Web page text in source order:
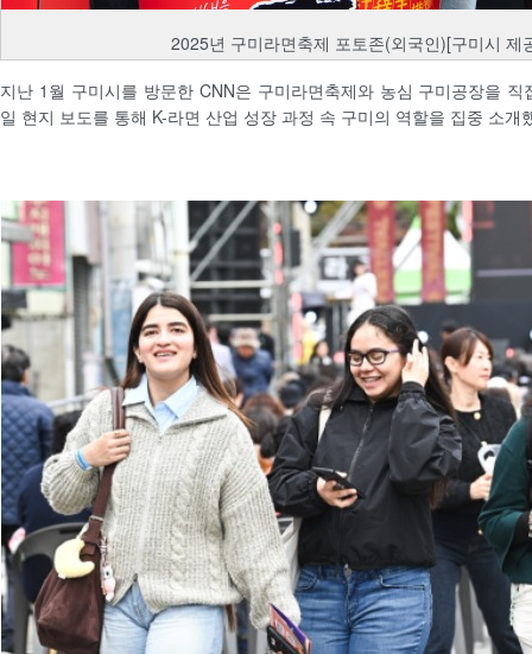
2025년 구미라면축제 포토존(외국인)[구미시 제
지난 1월 구미시를 방문한 CNN은 구미라면축제와 농심 구미공장을
일 현지 보도를 통해 K-라면 산업 성장 과정 속 구미의 역할을 집중 소개